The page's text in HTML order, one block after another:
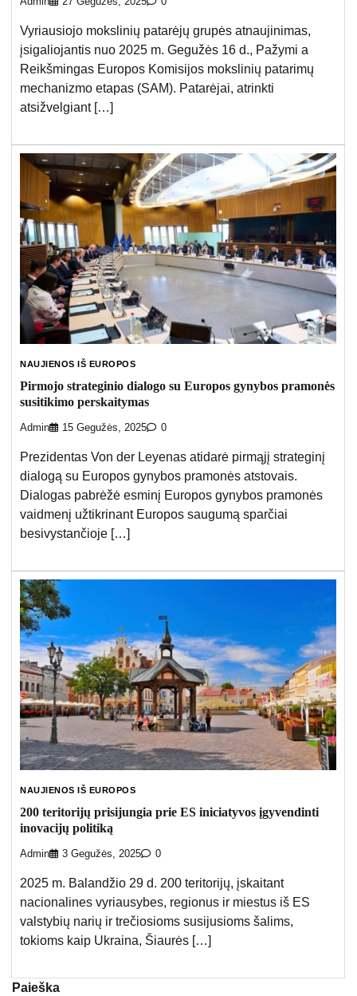
Vyriausiojo mokslinių patarėjų grupės atnaujinimas,
įsigaliojantis nuo 2025 m. Gegužės 16 d., Pažymi a
Reikšmingas Europos Komisijos mokslinių patarimų
mechanizmo etapas (SAM). Patarėjai, atrinkti
atsižvelgiant […]
NAUJIENOS IŠ EUROPOS
Pirmojo strateginio dialogo su Europos gynybos pramonės
susitikimo perskaitymas
Admin 15 Gegužės, 2025 0
Prezidentas Von der Leyenas atidarė pirmąjį strateginį
dialogą su Europos gynybos pramonės atstovais.
Dialogas pabrėžė esminį Europos gynybos pramonės
vaidmenį užtikrinant Europos saugumą sparčiai
besivystančioje […]
NAUJIENOS IŠ EUROPOS
200 teritorijų prisijungia prie ES iniciatyvos įgyvendinti
inovacijų politiką
Admin 3 Gegužės, 2025 0
2025 m. Balandžio 29 d. 200 teritorijų, įskaitant
nacionalines vyriausybes, regionus ir miestus iš ES
valstybių narių ir trečiosioms susijusioms šalims,
tokioms kaip Ukraina, Šiaurės […]
Paieška